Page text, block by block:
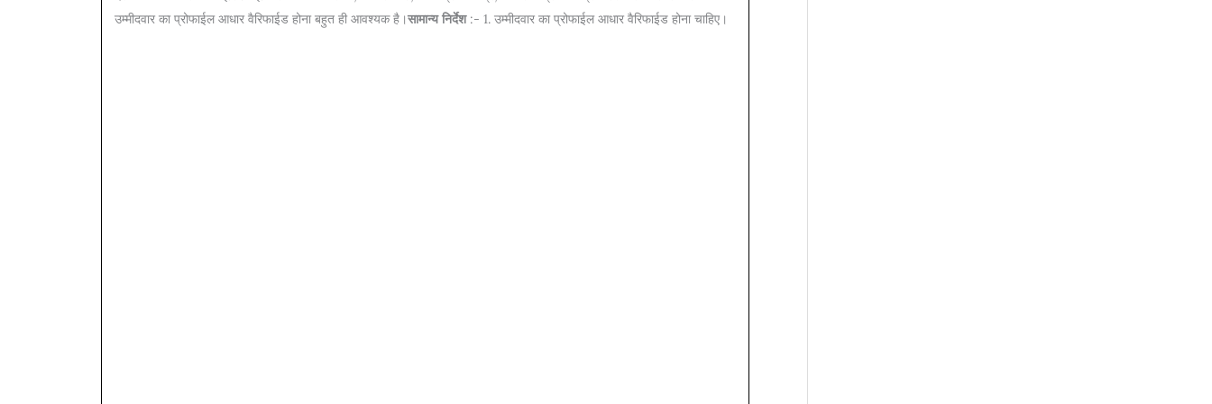
उम्मीदवार का प्रोफाईल आधार वैरिफाईड होना बहुत ही आवश्यक है।सामान्य निर्देश:- 1. उम्मीदवार का प्रोफाईल आधार वैरिफाईड होना चाहिए।